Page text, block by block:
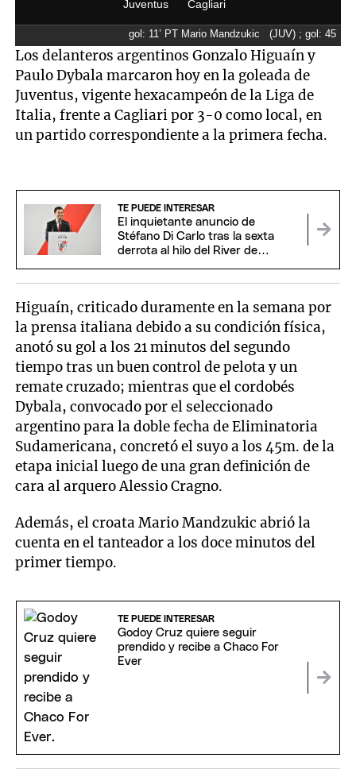
Los delanteros argentinos Gonzalo Higuaín y
Paulo Dybala marcaron hoy en la goleada de
Juventus, vigente hexacampeón de la Liga de
Italia, frente a Cagliari por 3-0 como local, en
un partido correspondiente a la primera fecha.
TE PUEDE INTERESAR
El inquietante anuncio de
Stéfano Di Carlo tras la sexta
derrota al hilo del River de
Higuaín, criticado duramente en la semana por
la prensa italiana debido a su condición física,
anotó su gol a los 21 minutos del segundo
tiempo tras un buen control de pelota y un
remate cruzado; mientras que el cordobés
Dybala, convocado por el seleccionado
argentino para la doble fecha de Eliminatoria
Sudamericana, concretó el suyo a los 45m. de la
etapa inicial luego de una gran definición de
cara al arquero Alessio Cragno.
Además, el croata Mario Mandzukic abrió la
cuenta en el tanteador a los doce minutos del
primer tiempo.
TE PUEDE INTERESAR
Godoy Cruz quiere seguir
prendido y recibe a Chaco For
Ever